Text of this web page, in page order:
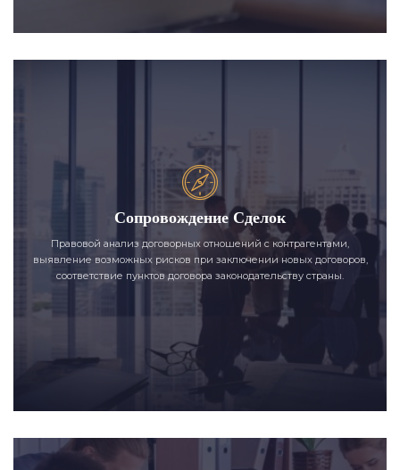
Сопровождение Сделок
Правовой анализ договорных отношений с контрагентами,
выявление возможных рисков при заключении новых договоров,
соответствие пунктов договора законодательству страны.